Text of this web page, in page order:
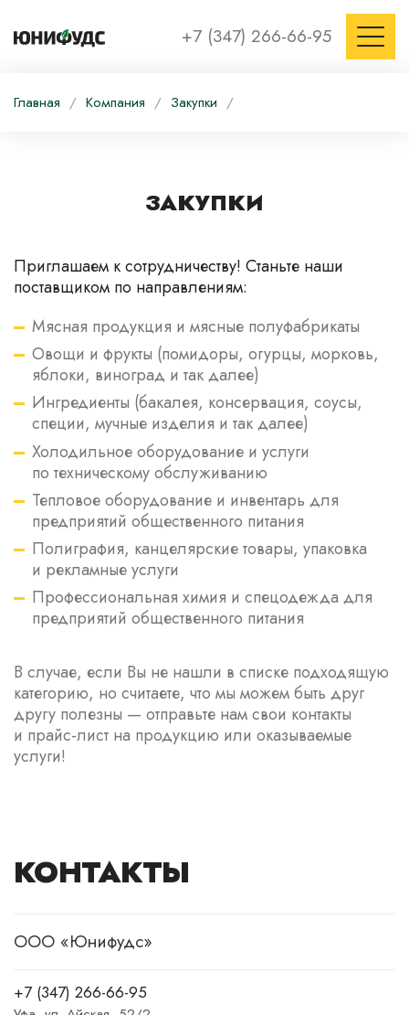
+7 (347) 266-66-95
Главная / Компания / Закупки /
ЗАКУПКИ
Приглашаем к сотрудничеству! Станьте наши
поставщиком по направлениям:
Мясная продукция и мясные полуфабрикаты
Овощи и фрукты (помидоры, огурцы, морковь,
яблоки, виноград и так далее)
Ингредиенты (бакалея, консервация, соусы,
специи, мучные изделия и так далее)
Холодильное оборудование и услуги
по техническому обслуживанию
Тепловое оборудование и инвентарь для
предприятий общественного питания
Полиграфия, канцелярские товары, упаковка
и рекламные услуги
Профессиональная химия и спецодежда для
предприятий общественного питания
В случае, если Вы не нашли в списке подходящую
категорию, но считаете, что мы можем быть друг
другу полезны — отправьте нам свои контакты
и прайс-лист на продукцию или оказываемые
услуги!
КОНТАКТЫ
ООО «Юнифудс»
+7 (347) 266-66-95